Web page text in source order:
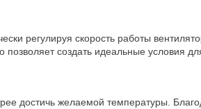
регулируя скорость работы
создать идеальные условия
достичь желаемой температуры.